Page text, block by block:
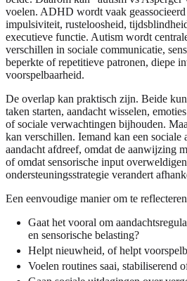
voelen. ADHD wordt vaak geassocieerd
impulsiviteit, rusteloosheid,
executieve functie. Autism wordt
verschillen in sociale communicatie,
beperkte of repetitieve patronen, diepe
voorspelbaarheid.
De overlap kan praktisch zijn. Beide
taken starten, aandacht wisselen,
of sociale verwachtingen bijhouden.
kan verschillen. Iemand kan een sociale
aandacht afdreef, omdat de aanwijzing
of omdat sensorische input
ondersteuningsstrategie verandert
Een eenvoudige manier om te
Gaat het vooral om
en sensorische belasting?
Helpt nieuwheid, of helpt
Voelen routines saai, stabiliserend